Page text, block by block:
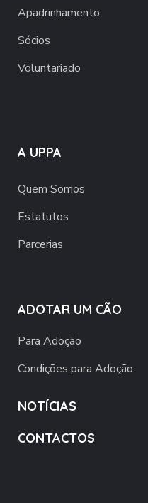
Apadrinhamento
Sócios
Voluntariado
A UPPA
Quem Somos
Estatutos
Parcerias
ADOTAR UM CÃO
Para Adoção
Condições para Adoção
NOTÍCIAS
CONTACTOS